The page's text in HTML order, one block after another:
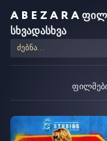
ABEZARA
სხვადასხვა